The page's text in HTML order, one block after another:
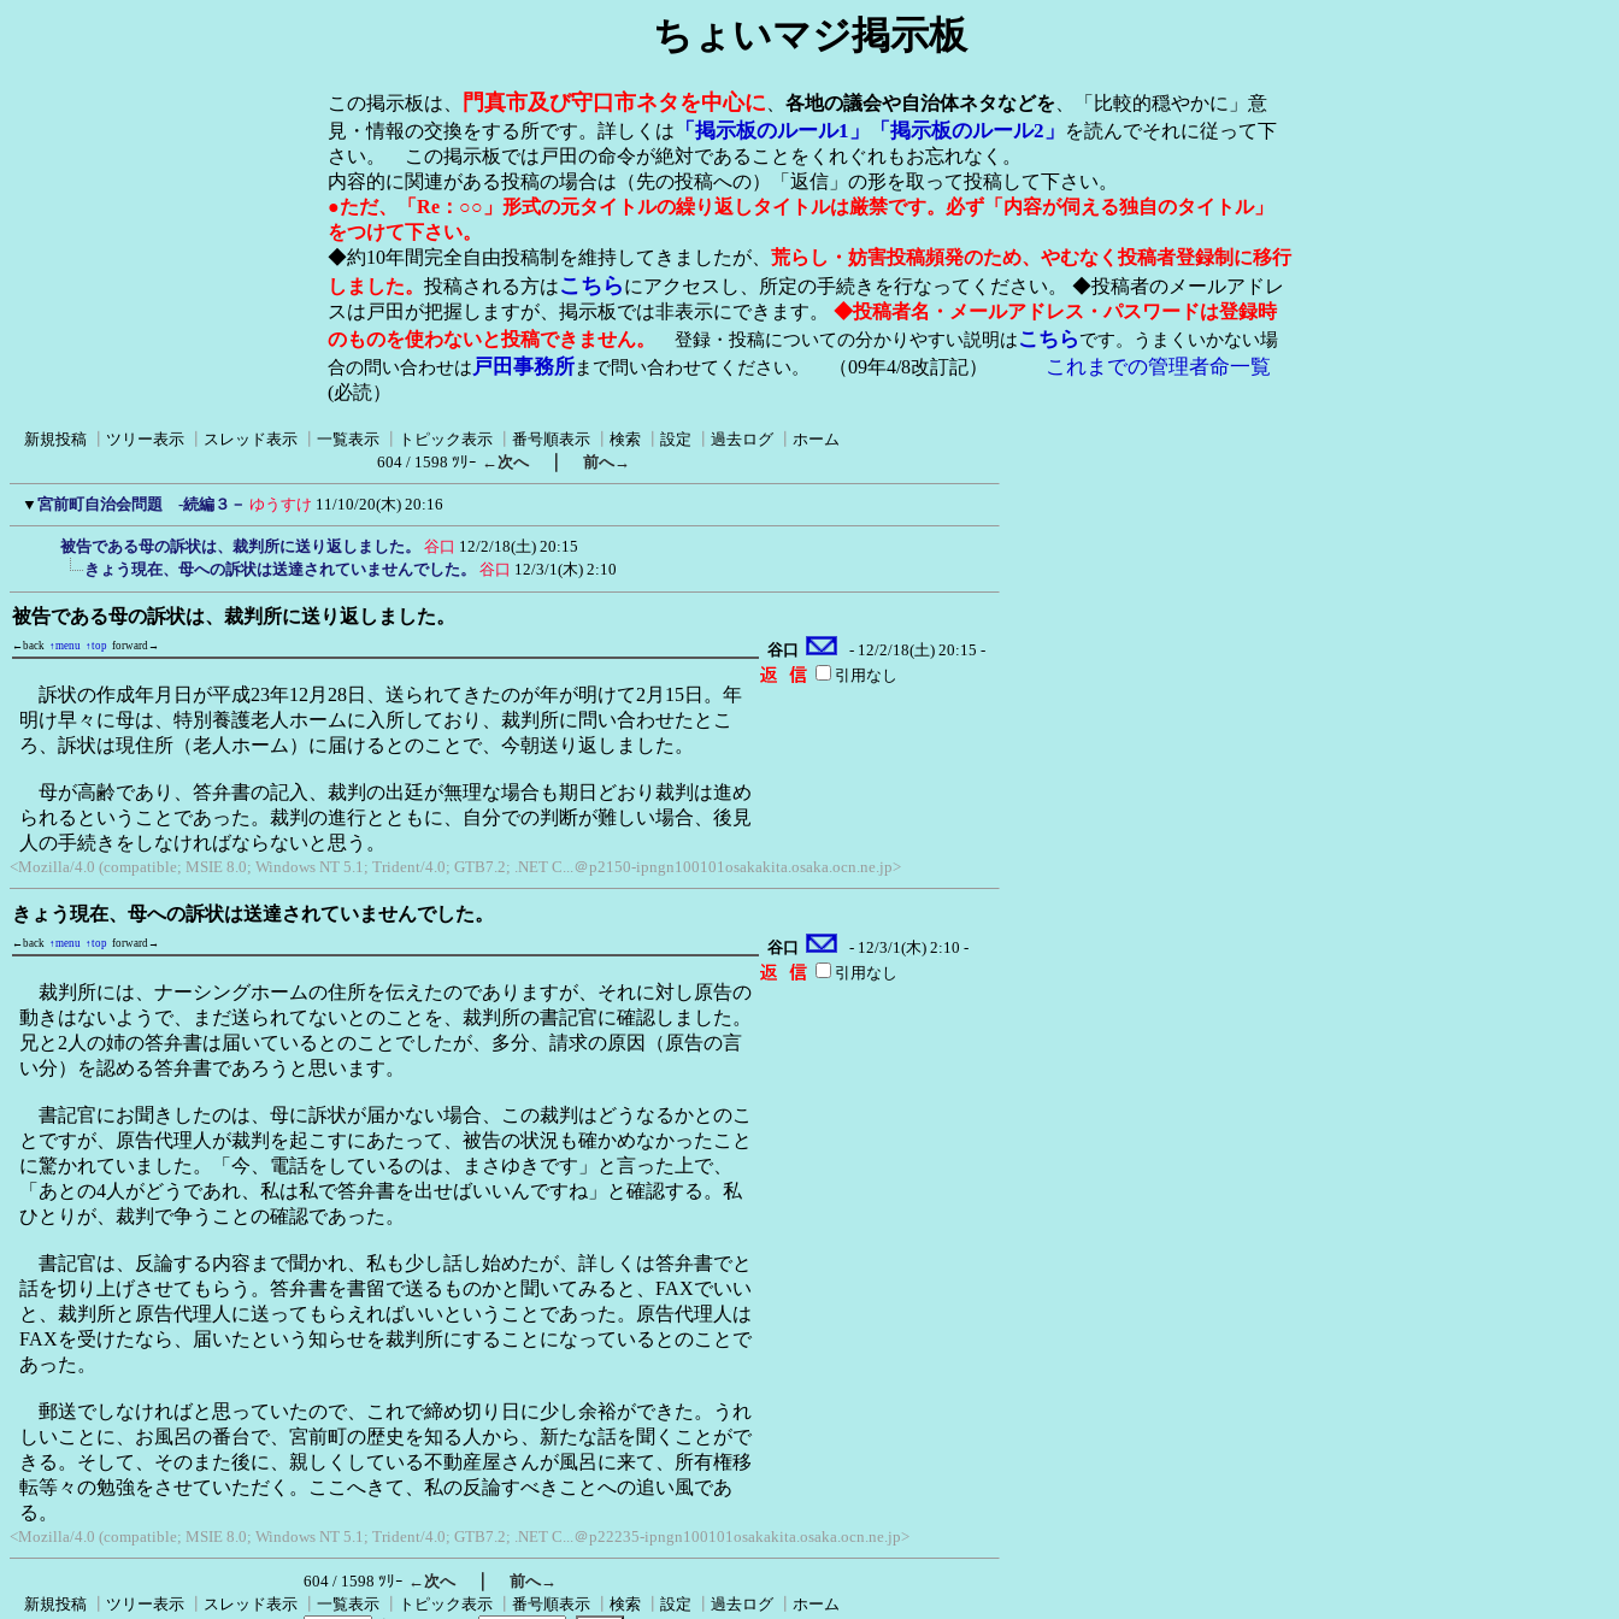
ちょいマジ掲示板
この掲示板は、 門真市及び守口市ネタを中心に、 各地の議会や自治体ネタなどを、「比較的穏やかに」意
見・情報の交換をする所です。詳しくは
「掲示板のルール1」 「掲示板のルール2」
を読んでそれに従って下
さい。 この掲示板では戸田の命令が絶対であることをくれぐれもお忘れなく。
内容的に関連がある投稿の場合は（先の投稿への）「返信」の形を取って投稿して下さい。
●ただ、「Re：○○」形式の元タイトルの繰り返しタイトルは厳禁です。必ず「内容が伺える独自のタイトル」
をつけて下さい。
◆約10年間完全自由投稿制を維持してきましたが、 荒らし・妨害投稿頻発のため、やむなく投稿者登録制に移行
しました。 投稿される方はこちらにアクセスし、所定の手続きを行なってください。 ◆投稿者のメールアドレ
スは戸田が把握しますが、掲示板では非表示にできます。 ◆投稿者名・メールアドレス・パスワードは登録時
のものを使わないと投稿できません。
登録・投稿についての分かりやすい説明はこちらです。うまくいかない場
合の問い合わせは戸田事務所まで問い合わせてください。 （09年4/8改訂記） これまでの管理者命一覧
(必読）
新規投稿 ツリー表示 スレッド表示 一覧表示 トピック表示 番号順表示 検索 設定 過去ログ
ホーム
604 / 1598 ﾂﾘｰ ←次へ｜ 前へ→
▼ 宮前町自治会問題 -続編３－ ゆうすけ 11/10/20(木) 20:16
被告である母の訴状は、裁判所に送り返しました。 谷口 12/2/18(土) 20:15
きょう現在、母への訴状は送達されていませんでした。
谷口 12/3/1(木) 2:10
被告である母の訴状は、裁判所に送り返しました。
←back ↑menu ↑top forward→ 谷口 - 12/2/18(土) 20:15 -
訴状の作成年月日が平成23年12月28日、送られてきたのが年が明けて2月15日。年
明け早々に母は、特別養護老人ホームに入所しており、裁判所に問い合わせたとこ
ろ、訴状は現住所（老人ホーム）に届けるとのことで、今朝送り返しました。
母が高齢であり、答弁書の記入、裁判の出廷が無理な場合も期日どおり裁判は進め
られるということであった。裁判の進行とともに、自分での判断が難しい場合、後見
人の手続きをしなければならないと思う。
引用なし
<Mozilla/4.0 (compatible; MSIE 8.0; Windows NT 5.1; Trident/4.0; GTB7.2; .NET C...＠p2150-ipngn100101osakakita.osaka.ocn.ne.jp>
きょう現在、母への訴状は送達されていませんでした。
←back ↑menu ↑top forward→ 谷口 - 12/3/1(木) 2:10 -
裁判所には、ナーシングホームの住所を伝えたのでありますが、それに対し原告の
動きはないようで、まだ送られてないとのことを、裁判所の書記官に確認しました。
兄と2人の姉の答弁書は届いているとのことでしたが、多分、請求の原因（原告の言
い分）を認める答弁書であろうと思います。
書記官にお聞きしたのは、母に訴状が届かない場合、この裁判はどうなるかとのこ
とですが、原告代理人が裁判を起こすにあたって、被告の状況も確かめなかったこと
に驚かれていました。「今、電話をしているのは、まさゆきです」と言った上で、
「あとの4人がどうであれ、私は私で答弁書を出せばいいんですね」と確認する。私
ひとりが、裁判で争うことの確認であった。
書記官は、反論する内容まで聞かれ、私も少し話し始めたが、詳しくは答弁書でと
話を切り上げさせてもらう。答弁書を書留で送るものかと聞いてみると、FAXでいい
と、裁判所と原告代理人に送ってもらえればいいということであった。原告代理人は
FAXを受けたなら、届いたという知らせを裁判所にすることになっているとのことで
あった。
郵送でしなければと思っていたので、これで締め切り日に少し余裕ができた。うれ
しいことに、お風呂の番台で、宮前町の歴史を知る人から、新たな話を聞くことがで
きる。そして、そのまた後に、親しくしている不動産屋さんが風呂に来て、所有権移
転等々の勉強をさせていただく。ここへきて、私の反論すべきことへの追い風であ
る。
引用なし
<Mozilla/4.0 (compatible; MSIE 8.0; Windows NT 5.1; Trident/4.0; GTB7.2; .NET C...＠p22235-ipngn100101osakakita.osaka.ocn.ne.jp>
604 / 1598 ﾂﾘｰ ←次へ｜ 前へ→
新規投稿
ツリー表示 スレッド表示 一覧表示 トピック表示 番号順表示 検索 設定 過去ログ
ホーム